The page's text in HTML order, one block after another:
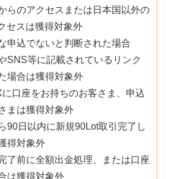
らのアクセスまたは日本国以外の
セスは獲得対象外
申込でないと判断された場合
SNS等に記載されているリンク
場合は獲得対象外
に口座をお持ちのお客さま、申込
まは獲得対象外
90日以内に新規90Lot取引完了し
得対象外
了前に全額出金処理、または口座
は獲得対象外